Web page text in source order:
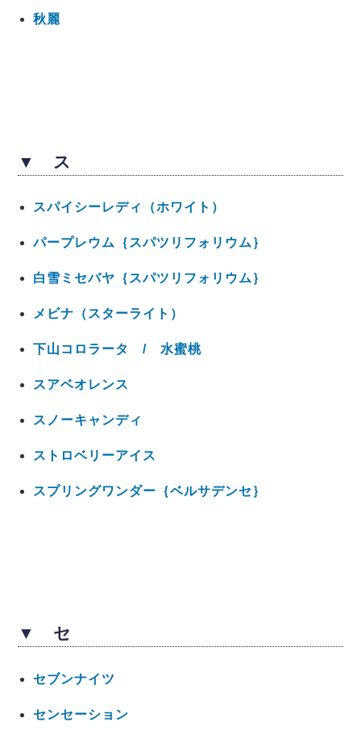
秋麗
▼ ス
スパイシーレディ（ホワイト）
パープレウム｛スパツリフォリウム｝
白雪ミセバヤ｛スパツリフォリウム｝
メビナ（スターライト）
下山コロラータ / 水蜜桃
スアベオレンス
スノーキャンディ
ストロベリーアイス
スプリングワンダー｛ベルサデンセ｝
▼ セ
セブンナイツ
センセーション